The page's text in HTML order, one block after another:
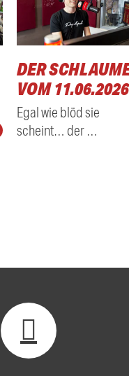
DER
VOM 11.06.2026
Egal wie blöd sie
scheint… der …